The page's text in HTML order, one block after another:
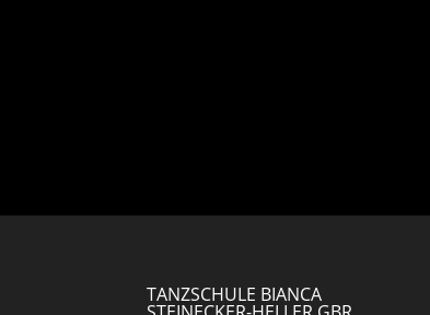
TANZSCHULE BIANCA